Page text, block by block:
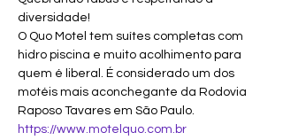
diversidade!
O Quo Motel tem suítes completas com
hidro piscina e muito acolhimento para
quem é liberal. É considerado um dos
motéis mais aconchegante da Rodovia
Raposo Tavares em São Paulo.
https://www.motelquo.com.br